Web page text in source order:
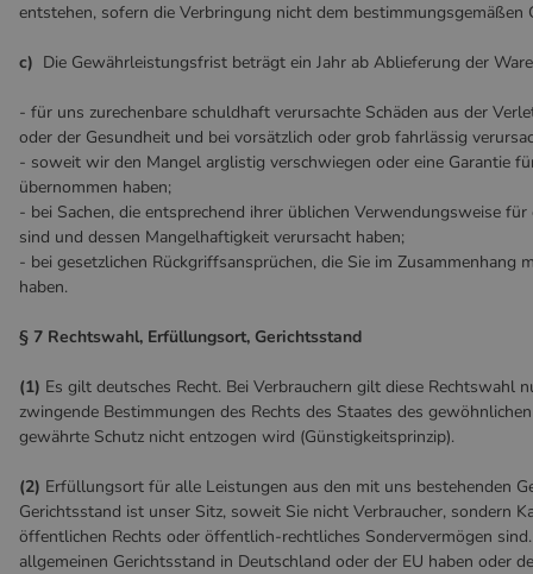
entstehen, sofern die Verbringung nicht dem bestimmungsgemäßen
c) Die Gewährleistungsfrist beträgt ein Jahr ab Ablieferung der
- für uns zurechenbare schuldhaft verursachte Schäden aus der
oder der Gesundheit und bei vorsätzlich oder grob fahrlässig
- soweit wir den Mangel arglistig verschwiegen oder eine Garantie
übernommen haben;
- bei Sachen, die entsprechend ihrer üblichen Verwendungsweise
sind und dessen Mangelhaftigkeit verursacht haben;
- bei gesetzlichen Rückgriffsansprüchen, die Sie im Zusammenhang
haben.
§ 7 Rechtswahl, Erfüllungsort, Gerichtsstand
(1) Es gilt deutsches Recht. Bei Verbrauchern gilt diese Rechtswahl
zwingende Bestimmungen des Rechts des Staates des
gewährte Schutz nicht entzogen wird (Günstigkeitsprinzip).
(2) Erfüllungsort für alle Leistungen aus den mit uns bestehenden
Gerichtsstand ist unser Sitz, soweit Sie nicht Verbraucher, sondern
öffentlichen Rechts oder öffentlich-rechtliches Sondervermögen
allgemeinen Gerichtsstand in Deutschland oder der EU haben oder